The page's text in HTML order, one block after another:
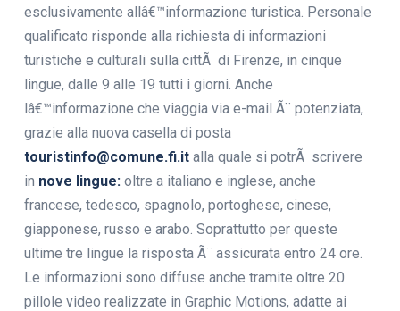
esclusivamente allâ€™informazione turistica. Personale
qualificato risponde alla richiesta di informazioni
turistiche e culturali sulla cittÃ di Firenze, in cinque
lingue, dalle 9 alle 19 tutti i giorni. Anche
lâ€™informazione che viaggia via e-mail Ã¨ potenziata,
grazie alla nuova casella di posta
touristinfo@comune.fi.it alla quale si potrÃ scrivere
in nove lingue: oltre a italiano e inglese, anche
francese, tedesco, spagnolo, portoghese, cinese,
giapponese, russo e arabo. Soprattutto per queste
ultime tre lingue la risposta Ã¨ assicurata entro 24 ore.
Le informazioni sono diffuse anche tramite oltre 20
pillole video realizzate in Graphic Motions, adatte ai